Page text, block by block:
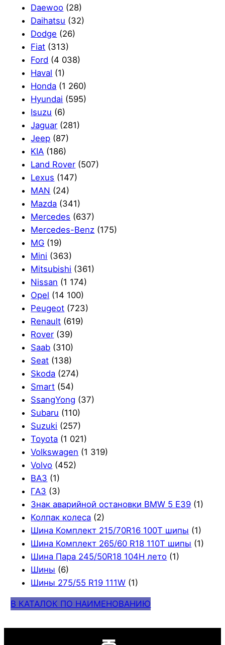
Daewoo (28)
Daihatsu (32)
Dodge (26)
Fiat (313)
Ford (4 038)
Haval (1)
Honda (1 260)
Hyundai (595)
Isuzu (6)
Jaguar (281)
Jeep (87)
KIA (186)
Land Rover (507)
Lexus (147)
MAN (24)
Mazda (341)
Mercedes (637)
Mercedes-Benz (175)
MG (19)
Mini (363)
Mitsubishi (361)
Nissan (1 174)
Opel (14 100)
Peugeot (723)
Renault (619)
Rover (39)
Saab (310)
Seat (138)
Skoda (274)
Smart (54)
SsangYong (37)
Subaru (110)
Suzuki (257)
Toyota (1 021)
Volkswagen (1 319)
Volvo (452)
ВАЗ (1)
ГАЗ (3)
Знак аварийной остановки BMW 5 E39 (1)
Колпак колеса (2)
Шина Комплект 215/70R16 100T шипы (1)
Шина Комплект 265/60 R18 110T шипы (1)
Шина Пара 245/50R18 104H лето (1)
Шины (6)
Шины 275/55 R19 111W (1)
В КАТАЛОК ПО НАИМЕНОВАНИЮ